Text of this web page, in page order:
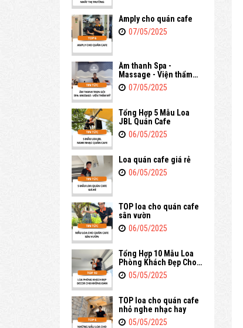
Amply cho quán cafe
07/05/2025
Âm thanh Spa -
Massage - Viện thẩm
mỹ 07/05/2025
Tổng Hợp 5 Mẫu Loa
JBL Quán Cafe
06/05/2025
Loa quán cafe giá rẻ
06/05/2025
TOP loa cho quán cafe
sân vườn
06/05/2025
Tổng Hợp 10 Mẫu Loa
Phòng Khách Đẹp Cho
Không Gian Gia Đình
05/05/2025
TOP loa cho quán cafe
nhỏ nghe nhạc hay
05/05/2025